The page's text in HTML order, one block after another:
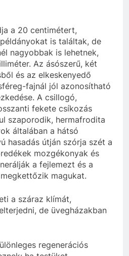
a 20 centimétert,
is találtak, de
nagyobbak is lehetnek,
Az ásószerű, két
és az elkeskenyedő
fajnál jól azonosítható
A csillogó,
fekete csíkozás
szaporodik, hermafrodita
általában a hátsó
hasadás útján szórja szét a
mozgékonyak és
a fejlemezt és a
magukat.
a száraz klímát,
de üvegházakban
regenerációs